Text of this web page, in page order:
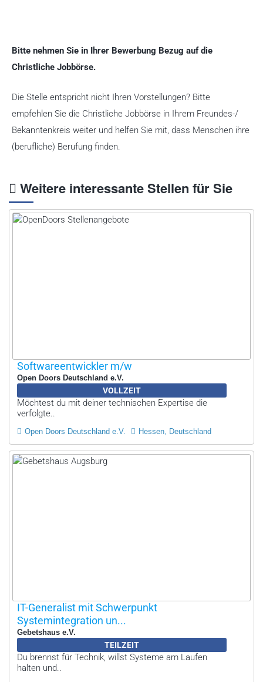
Bitte nehmen Sie in Ihrer Bewerbung Bezug auf die
Christliche Jobbörse.
Die Stelle entspricht nicht Ihren Vorstellungen? Bitte
empfehlen Sie die Christliche Jobbörse in Ihrem Freundes-/
Bekanntenkreis weiter und helfen Sie mit, dass Menschen ihre
(berufliche) Berufung finden.
Weitere interessante Stellen für Sie
Softwareentwickler m/w
Open Doors Deutschland e.V.
VOLLZEIT
Möchtest du mit deiner technischen Expertise die
verfolgte..
Open Doors Deutschland e.V. Hessen, Deutschland
IT-Generalist mit Schwerpunkt
Systemintegration un...
Gebetshaus e.V.
TEILZEIT
Du brennst für Technik, willst Systeme am Laufen
halten und..